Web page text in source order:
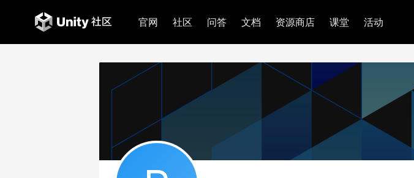
官网 社区 问答 文档 资源商店 课堂 活动